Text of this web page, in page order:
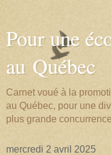
Pour une
au Québec
Carnet voué à la
au Québec, pour une
plus grande
mercredi 2 avril 2025